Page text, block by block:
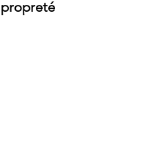
propreté